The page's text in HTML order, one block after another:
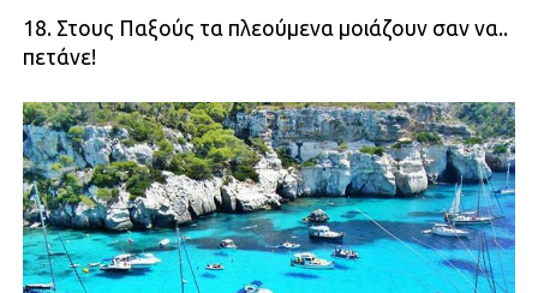
18. Στους Παξούς τα πλεούμενα μοιάζουν σαν να..
πετάνε!